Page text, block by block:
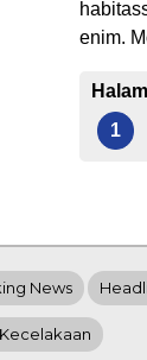
enim.
1
News